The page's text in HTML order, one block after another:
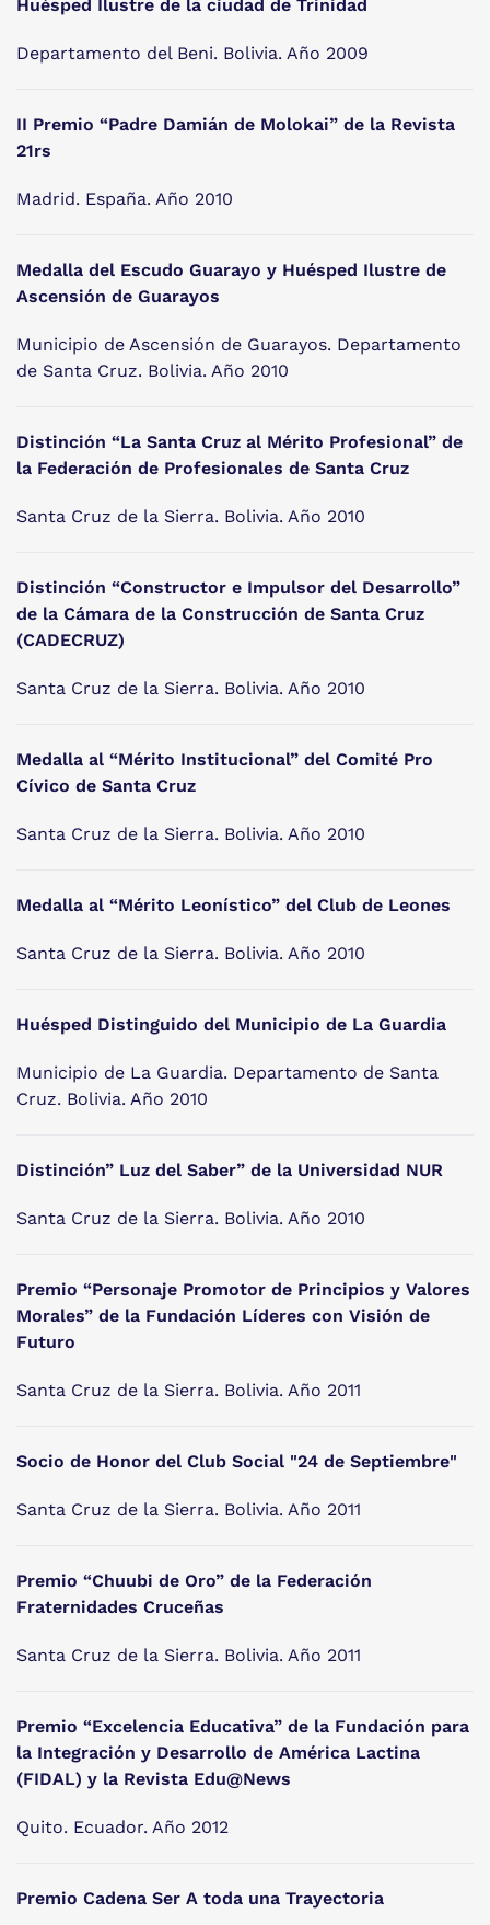
Huésped Ilustre de la ciudad de Trinidad
Departamento del Beni. Bolivia. Año 2009
II Premio “Padre Damián de Molokai” de la Revista
21rs
Madrid. España. Año 2010
Medalla del Escudo Guarayo y Huésped Ilustre de
Ascensión de Guarayos
Municipio de Ascensión de Guarayos. Departamento
de Santa Cruz. Bolivia. Año 2010
Distinción “La Santa Cruz al Mérito Profesional” de
la Federación de Profesionales de Santa Cruz
Santa Cruz de la Sierra. Bolivia. Año 2010
Distinción “Constructor e Impulsor del Desarrollo”
de la Cámara de la Construcción de Santa Cruz
(CADECRUZ)
Santa Cruz de la Sierra. Bolivia. Año 2010
Medalla al “Mérito Institucional” del Comité Pro
Cívico de Santa Cruz
Santa Cruz de la Sierra. Bolivia. Año 2010
Medalla al “Mérito Leonístico” del Club de Leones
Santa Cruz de la Sierra. Bolivia. Año 2010
Huésped Distinguido del Municipio de La Guardia
Municipio de La Guardia. Departamento de Santa
Cruz. Bolivia. Año 2010
Distinción” Luz del Saber” de la Universidad NUR
Santa Cruz de la Sierra. Bolivia. Año 2010
Premio “Personaje Promotor de Principios y Valores
Morales” de la Fundación Líderes con Visión de
Futuro
Santa Cruz de la Sierra. Bolivia. Año 2011
Socio de Honor del Club Social "24 de Septiembre"
Santa Cruz de la Sierra. Bolivia. Año 2011
Premio “Chuubi de Oro” de la Federación
Fraternidades Cruceñas
Santa Cruz de la Sierra. Bolivia. Año 2011
Premio “Excelencia Educativa” de la Fundación para
la Integración y Desarrollo de América Lactina
(FIDAL) y la Revista Edu@News
Quito. Ecuador. Año 2012
Premio Cadena Ser A toda una Trayectoria